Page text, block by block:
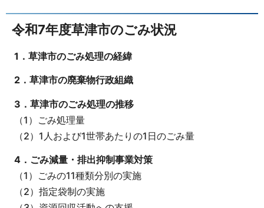
令和7年度草津市のごみ状況
1．草津市のごみ処理の経緯
2．草津市の廃棄物行政組織
3．草津市のごみ処理の推移
（1）ごみ処理量
（2）1人および1世帯あたりの1日のごみ量
4．ごみ減量・排出抑制事業対策
（1）ごみの11種類分別の実施
（2）指定袋制の実施